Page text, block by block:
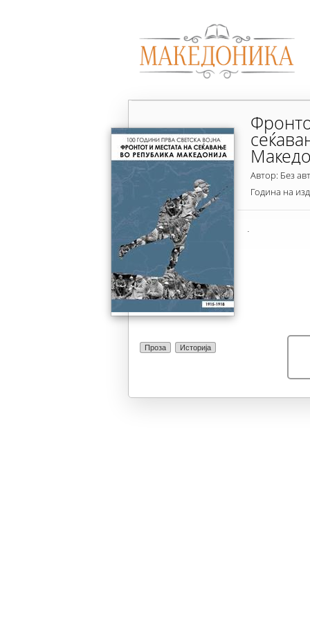
Проза Историја
Автор: Без
Година на
.